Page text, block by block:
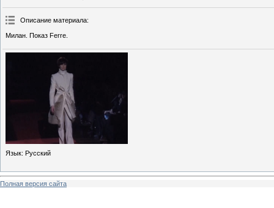
Описание материала:
Милан. Показ Ferre.
Язык: Русский
Полная версия сайта